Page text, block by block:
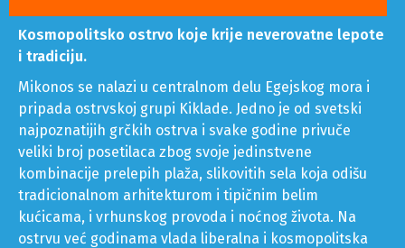
Kosmopolitsko ostrvo koje krije neverovatne lepote
i tradiciju.
Mikonos se nalazi u centralnom delu Egejskog mora i
pripada ostrvskoj grupi Kiklade. Jedno je od svetski
najpoznatijih grčkih ostrva i svake godine privuče
veliki broj posetilaca zbog svoje jedinstvene
kombinacije prelepih plaža, slikovitih sela koja odišu